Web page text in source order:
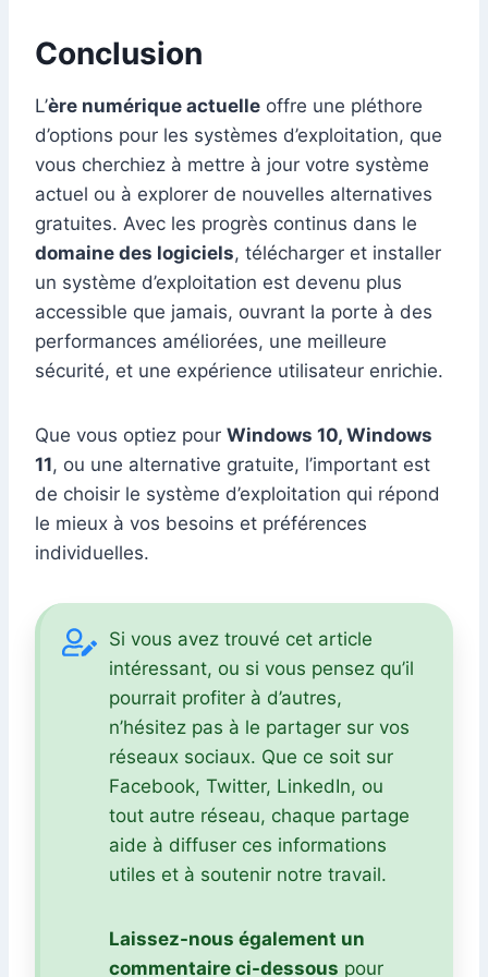
Conclusion
L’ère numérique actuelle offre une pléthore
d’options pour les systèmes d’exploitation, que
vous cherchiez à mettre à jour votre système
actuel ou à explorer de nouvelles alternatives
gratuites. Avec les progrès continus dans le
domaine des logiciels, télécharger et installer
un système d’exploitation est devenu plus
accessible que jamais, ouvrant la porte à des
performances améliorées, une meilleure
sécurité, et une expérience utilisateur enrichie.
Que vous optiez pour Windows 10, Windows
11, ou une alternative gratuite, l’important est
de choisir le système d’exploitation qui répond
le mieux à vos besoins et préférences
individuelles.
Si vous avez trouvé cet article
intéressant, ou si vous pensez qu’il
pourrait profiter à d’autres,
n’hésitez pas à le partager sur vos
réseaux sociaux. Que ce soit sur
Facebook, Twitter, LinkedIn, ou
tout autre réseau, chaque partage
aide à diffuser ces informations
utiles et à soutenir notre travail.
Laissez-nous également un
commentaire ci-dessous pour